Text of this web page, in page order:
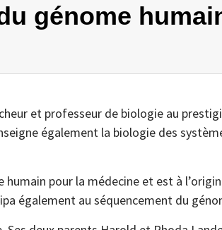
génome
et professeur de biologie au
également la biologie des
pour la médecine et est à
également au séquencement du